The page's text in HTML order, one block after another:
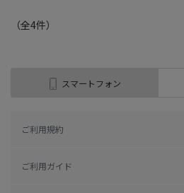
（全4件）
スマートフォン
ご利用規約
ご利用ガイド